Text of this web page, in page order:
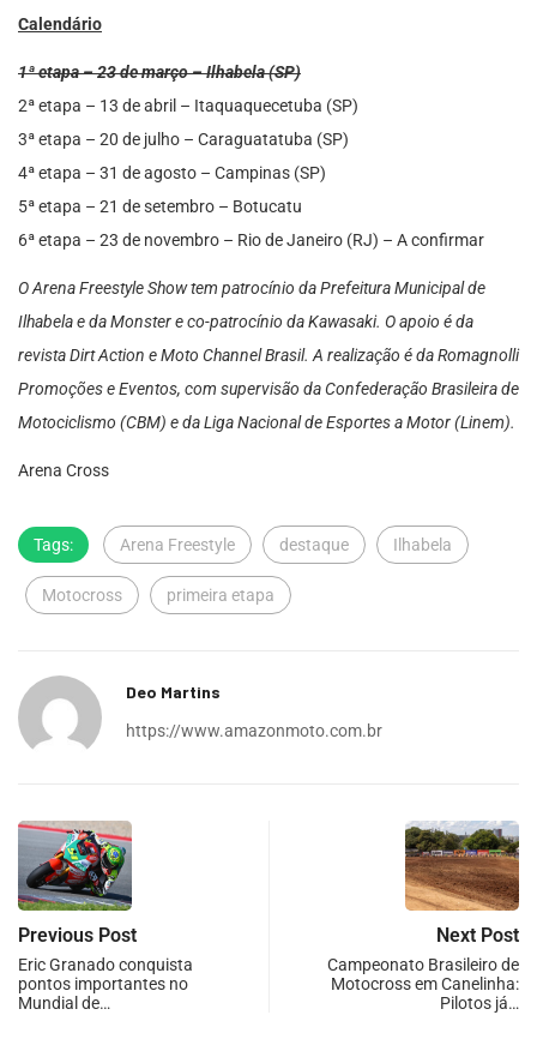
Calendário
1ª etapa – 23 de março – Ilhabela (SP)
2ª etapa – 13 de abril – Itaquaquecetuba (SP)
3ª etapa – 20 de julho – Caraguatatuba (SP)
4ª etapa – 31 de agosto – Campinas (SP)
5ª etapa – 21 de setembro – Botucatu
6ª etapa – 23 de novembro – Rio de Janeiro (RJ) – A confirmar
O Arena Freestyle Show tem patrocínio da Prefeitura Municipal de
Ilhabela e da Monster e co-patrocínio da Kawasaki. O apoio é da
revista Dirt Action e Moto Channel Brasil. A realização é da Romagnolli
Promoções e Eventos, com supervisão da Confederação Brasileira de
Motociclismo (CBM) e da Liga Nacional de Esportes a Motor (Linem).
Arena Cross
Tags: Arena Freestyle destaque Ilhabela
Motocross primeira etapa
Deo Martins
https://www.amazonmoto.com.br
Previous Post
Eric Granado conquista
pontos importantes no
Mundial de…
Next Post
Campeonato Brasileiro de
Motocross em Canelinha:
Pilotos já…